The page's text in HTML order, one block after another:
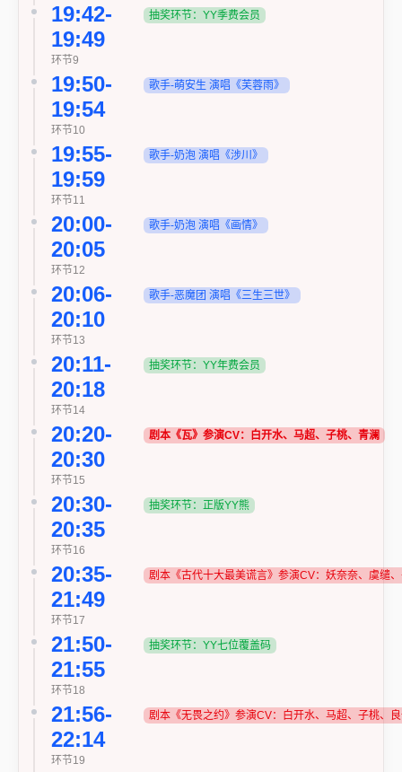
19:42-
19:49
环节9
抽奖环节：YY季费会员
19:50-
19:54
环节10
歌手-萌安生 演唱《芙蓉雨》
19:55-
19:59
环节11
歌手-奶泡 演唱《涉川》
20:00-
20:05
环节12
歌手-奶泡 演唱《画情》
20:06-
20:10
环节13
歌手-恶魔团 演唱《三生三世》
20:11-
20:18
环节14
抽奖环节：YY年费会员
20:20-
20:30
环节15
剧本《瓦》 参演CV：白开水、马超、子桃、青澜
20:30-
20:35
环节16
抽奖环节：正版YY熊
20:35-
21:49
环节17
剧本《古代十大最美谎言》参演CV：妖奈奈、虞缱
21:50-
21:55
环节18
抽奖环节：YY七位覆盖码
21:56-
22:14
环节19
剧本《无畏之约》参演CV：白开水、马超、子桃、